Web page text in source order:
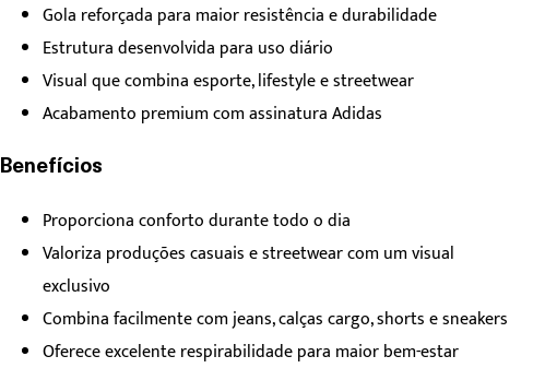
Gola reforçada para maior resistência e durabilidade
Estrutura desenvolvida para uso diário
Visual que combina esporte, lifestyle e streetwear
Acabamento premium com assinatura Adidas
Benefícios
Proporciona conforto durante todo o dia
Valoriza produções casuais e streetwear com um visual
exclusivo
Combina facilmente com jeans, calças cargo, shorts e sneakers
Oferece excelente respirabilidade para maior bem-estar